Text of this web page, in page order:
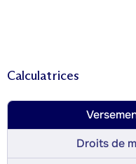
Calculatrices
Droits de